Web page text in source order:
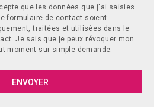
que les données que j'ai saisies
formulaire de contact soient
traitées et utilisées dans le
Je sais que je peux révoquer mon
moment sur simple demande.